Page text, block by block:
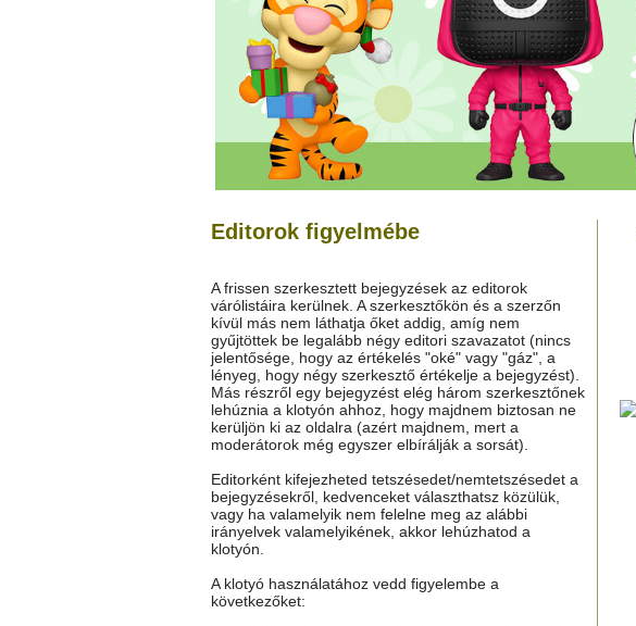
Editorok figyelmébe
A frissen szerkesztett bejegyzések az editorok
várólistáira kerülnek. A szerkesztőkön és a szerzőn
kívül más nem láthatja őket addig, amíg nem
gyűjtöttek be legalább négy editori szavazatot (nincs
jelentősége, hogy az értékelés "oké" vagy "gáz", a
lényeg, hogy négy szerkesztő értékelje a bejegyzést).
Más részről egy bejegyzést elég három szerkesztőnek
lehúznia a klotyón ahhoz, hogy majdnem biztosan ne
kerüljön ki az oldalra (azért majdnem, mert a
moderátorok még egyszer elbírálják a sorsát).
Editorként kifejezheted tetszésedet/nemtetszésedet a
bejegyzésekről, kedvenceket választhatsz közülük,
vagy ha valamelyik nem felelne meg az alábbi
irányelvek valamelyikének, akkor lehúzhatod a
klotyón.
A klotyó használatához vedd figyelembe a
következőket: